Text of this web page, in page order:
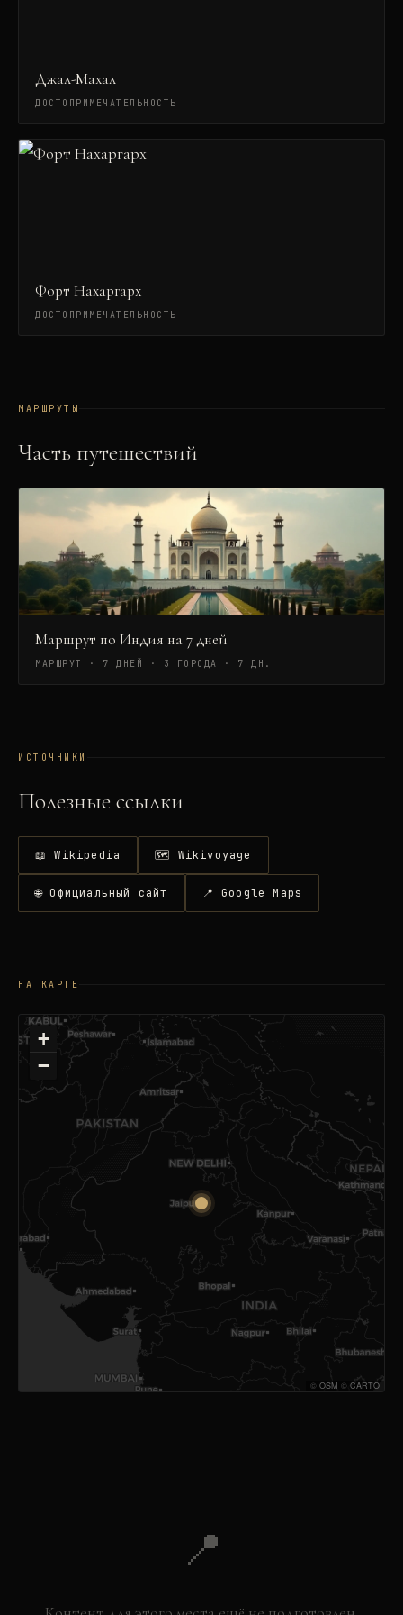
Джал-Махал
ДОСТОПРИМЕЧАТЕЛЬНОСТЬ
Форт Нахаргарх
ДОСТОПРИМЕЧАТЕЛЬНОСТЬ
МАРШРУТЫ
Часть путешествий
Маршрут по Индия на 7 дней
МАРШРУТ · 7 ДНЕЙ · 3 ГОРОДА · 7 ДН.
ИСТОЧНИКИ
Полезные ссылки
📖 Wikipedia 🗺 Wikivoyage
🌐 Официальный сайт 📍 Google Maps
НА КАРТЕ
+
−
© OSM © CARTO
📍